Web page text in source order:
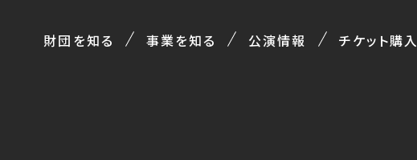
財団を知る 事業を知る 公演情報 チケット購入